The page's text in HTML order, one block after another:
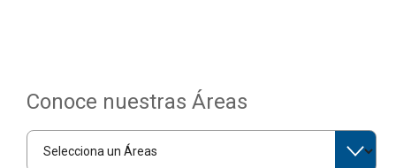
Conoce nuestras Áreas